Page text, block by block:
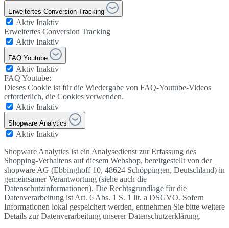
Erweitertes Conversion Tracking
Aktiv Inaktiv
Erweitertes Conversion Tracking
Aktiv Inaktiv
FAQ Youtube
Aktiv Inaktiv
FAQ Youtube:
Dieses Cookie ist für die Wiedergabe von FAQ-Youtube-Videos
erforderlich, die Cookies verwenden.
Aktiv Inaktiv
Shopware Analytics
Aktiv Inaktiv
Shopware Analytics ist ein Analysedienst zur Erfassung des
Shopping-Verhaltens auf diesem Webshop, bereitgestellt von der
shopware AG (Ebbinghoff 10, 48624 Schöppingen, Deutschland) in
gemeinsamer Verantwortung (siehe auch die
Datenschutzinformationen). Die Rechtsgrundlage für die
Datenverarbeitung ist Art. 6 Abs. 1 S. 1 lit. a DSGVO. Sofern
Informationen lokal gespeichert werden, entnehmen Sie bitte weitere
Details zur Datenverarbeitung unserer Datenschutzerklärung.